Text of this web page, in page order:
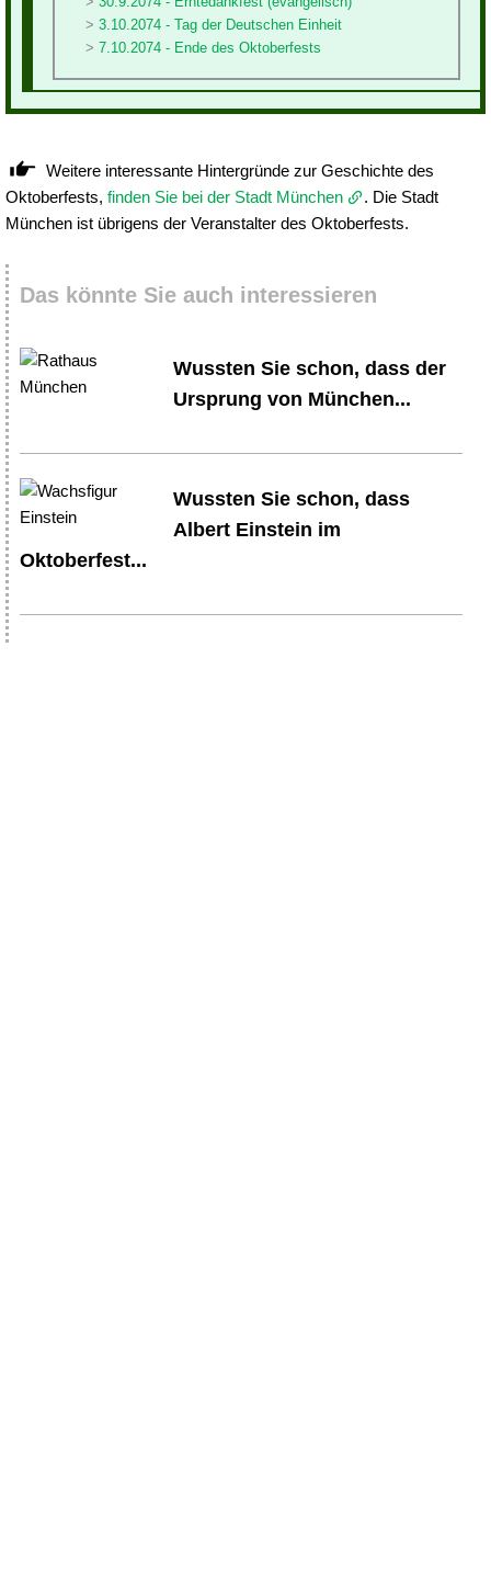
3.10.2074 - Tag der Deutschen Einheit
7.10.2074 - Ende des Oktoberfests
Weitere interessante Hintergründe zur Geschichte des
Oktoberfests, finden Sie bei der Stadt München
. Die Stadt
München ist übrigens der Veranstalter des Oktoberfests.
Das könnte Sie auch interessieren
Wussten Sie schon, dass der
Ursprung von München...
Wussten Sie schon, dass
Albert Einstein im
Oktoberfest...